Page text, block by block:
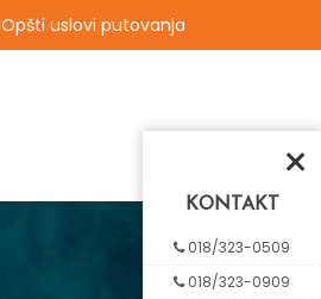
Opšti uslovi putovanja
×
KONTAKT
018/323-0509
018/323-0909